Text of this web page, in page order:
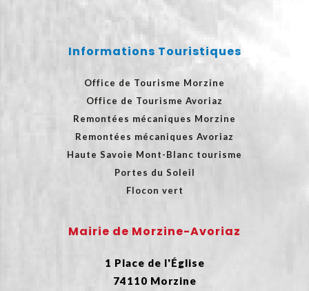
Informations Touristiques
Office de Tourisme Morzine
Office de Tourisme Avoriaz
Remontées mécaniques Morzine
Remontées mécaniques Avoriaz
Haute Savoie Mont-Blanc tourisme
Portes du Soleil
Flocon vert
Mairie de Morzine-Avoriaz
1 Place de l'Église
74110 Morzine